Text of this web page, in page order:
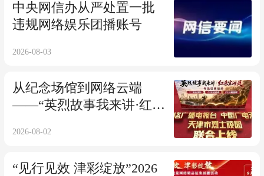
中央网信办从严处置一批
违规网络娱乐团播账号
2026-08-03
从纪念场馆到网络云端
——“英烈故事我来讲·红色
2026-08-02
“见行见效 津彩绽放”2026